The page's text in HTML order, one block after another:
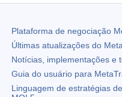
Plataforma de negociação
Últimas atualizações do
Notícias, implementações e
Guia do usuário para
Linguagem de estratégias